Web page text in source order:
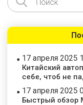
17 апреля 2025
Китайский
себе, чтоб не
17 апреля 2025
Быстрый обзор